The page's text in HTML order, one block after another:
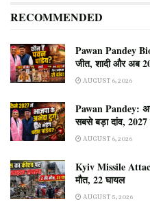
RECOMMENDED
Pawan Pandey
जीत, शादी और अब
AUGUST 6, 2026
Pawan Pandey:
सबसे बड़ा दांव,
AUGUST 6, 2026
Kyiv Missile
मौत, 22 घायल
AUGUST 5, 2026